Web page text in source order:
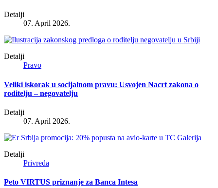
Detalji
07. April 2026.
Detalji
Pravo
Veliki iskorak u socijalnom pravu: Usvojen Nacrt zakona o
roditelju – negovatelju
Detalji
07. April 2026.
Detalji
Privreda
Peto VIRTUS priznanje za Banca Intesa